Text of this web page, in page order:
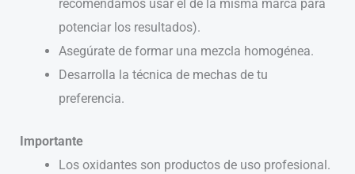
recomendamos usar el de la misma marca para
potenciar los resultados).
Asegúrate de formar una mezcla homogénea.
Desarrolla la técnica de mechas de tu
preferencia.
Importante
Los oxidantes son productos de uso profesional.